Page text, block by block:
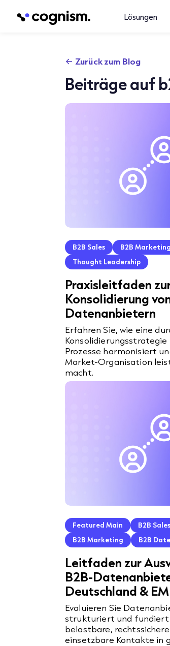
Lösungen
Zurück zum Blog
Beiträge auf
B2B Sales B2B Marketing
Thought Leadership
Praxisleitfaden
Konsolidierung
Datenanbietern
Erfahren Sie, wie eine
Konsolidierungsstrategie
Prozesse harmonisiert
Market-Organisation
macht.
Featured Main
B2B Sales
B2B Marketing
B2B
Leitfaden zur
B2B-
Deutschland &
Evaluieren Sie
strukturiert und
belastbare,
einsetzbare Kontakte in